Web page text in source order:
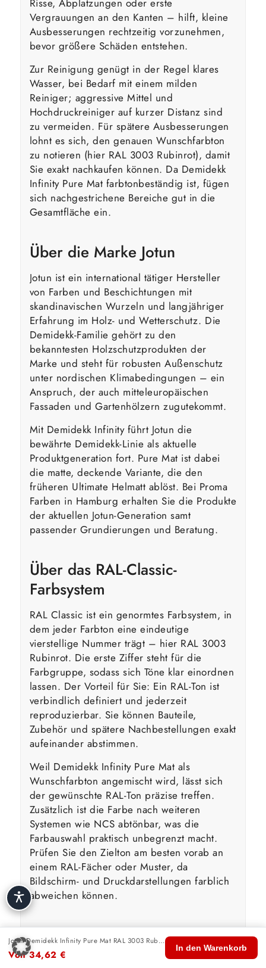
Risse, Abplatzungen oder erste
Vergrauungen an den Kanten – hilft, kleine
Ausbesserungen rechtzeitig vorzunehmen,
bevor größere Schäden entstehen.
Zur Reinigung genügt in der Regel klares
Wasser, bei Bedarf mit einem milden
Reiniger; aggressive Mittel und
Hochdruckreiniger auf kurzer Distanz sind
zu vermeiden. Für spätere Ausbesserungen
lohnt es sich, den genauen Wunschfarbton
zu notieren (hier RAL 3003 Rubinrot), damit
Sie exakt nachkaufen können. Da Demidekk
Infinity Pure Mat farbtonbeständig ist, fügen
sich nachgestrichene Bereiche gut in die
Gesamtfläche ein.
Über die Marke Jotun
Jotun ist ein international tätiger Hersteller
von Farben und Beschichtungen mit
skandinavischen Wurzeln und langjähriger
Erfahrung im Holz- und Wetterschutz. Die
Demidekk-Familie gehört zu den
bekanntesten Holzschutzprodukten der
Marke und steht für robusten Außenschutz
unter nordischen Klimabedingungen – ein
Anspruch, der auch mitteleuropäischen
Fassaden und Gartenhölzern zugutekommt.
Mit Demidekk Infinity führt Jotun die
bewährte Demidekk-Linie als aktuelle
Produktgeneration fort. Pure Mat ist dabei
die matte, deckende Variante, die den
früheren Ultimate Helmatt ablöst. Bei Proma
Farben in Hamburg erhalten Sie die Produkte
der aktuellen Jotun-Generation samt
passender Grundierungen und Beratung.
Über das RAL-Classic-
Farbsystem
RAL Classic ist ein genormtes Farbsystem, in
dem jeder Farbton eine eindeutige
vierstellige Nummer trägt – hier RAL 3003
Rubinrot. Die erste Ziffer steht für die
Farbgruppe, sodass sich Töne klar einordnen
lassen. Der Vorteil für Sie: Ein RAL-Ton ist
verbindlich definiert und jederzeit
reproduzierbar. Sie können Bauteile,
Zubehör und spätere Nachbestellungen exakt
aufeinander abstimmen.
Weil Demidekk Infinity Pure Mat als
Wunschfarbton angemischt wird, lässt sich
der gewünschte RAL-Ton präzise treffen.
Zusätzlich ist die Farbe nach weiteren
Systemen wie NCS abtönbar, was die
Farbauswahl praktisch unbegrenzt macht.
Prüfen Sie den Zielton am besten vorab an
einem RAL-Fächer oder Muster, da
Bildschirm- und Druckdarstellungen farblich
abweichen können.
Wasserbasierte Technologie &
Umwelt
Jotun Demidekk Infinity Pure Mat RAL 3003 Rubinrot
Von34,62 €
In den Warenkorb
🏠
Start
🛍️ 🔍 🛒
Warenkorb
👤
Konto